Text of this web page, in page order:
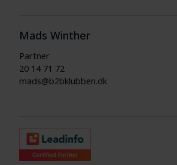
Mads Winther
Partner
20 14 71 72
mads@b2bklubben.dk